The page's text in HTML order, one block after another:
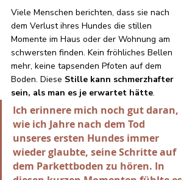
Viele Menschen berichten, dass sie nach
dem Verlust ihres Hundes die stillen
Momente im Haus oder der Wohnung am
schwersten finden. Kein fröhliches Bellen
mehr, keine tapsenden Pfoten auf dem
Boden. Diese Stille kann schmerzhafter
sein, als man es je erwartet hätte.
Ich erinnere mich noch gut daran,
wie ich Jahre nach dem Tod
unseres ersten Hundes immer
wieder glaubte, seine Schritte auf
dem Parkettboden zu hören. In